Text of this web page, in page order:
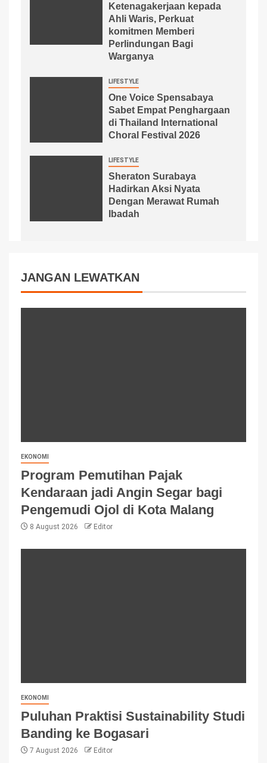
Ketenagakerjaan kepada
Ahli Waris, Perkuat
komitmen Memberi
Perlindungan Bagi
Warganya
LIFESTYLE
One Voice Spensabaya
Sabet Empat Penghargaan
di Thailand International
Choral Festival 2026
LIFESTYLE
Sheraton Surabaya
Hadirkan Aksi Nyata
Dengan Merawat Rumah
Ibadah
JANGAN LEWATKAN
EKONOMI
Program Pemutihan Pajak
Kendaraan jadi Angin Segar bagi
Pengemudi Ojol di Kota Malang
8 August 2026 Editor
EKONOMI
Puluhan Praktisi Sustainability Studi
Banding ke Bogasari
7 August 2026 Editor